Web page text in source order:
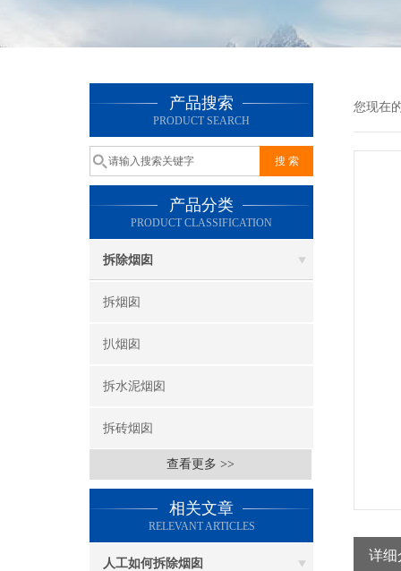
产品搜索
PRODUCT SEARCH
产品分类
PRODUCT CLASSIFICATION
拆除烟囱
拆烟囱
扒烟囱
拆水泥烟囱
拆砖烟囱
查看更多 >>
相关文章
RELEVANT ARTICLES
人工如何拆除烟囱
您现在
详细